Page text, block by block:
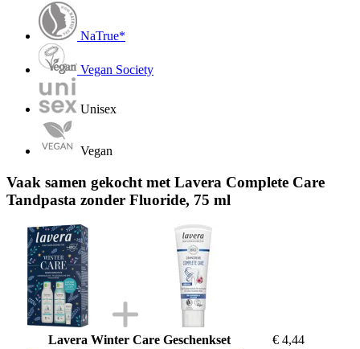
NaTrue*
Vegan Society
Unisex
Vegan
Vaak samen gekocht met Lavera Complete Care
Tandpasta zonder Fluoride, 75 ml
Lavera Winter Care Geschenkset
€ 4,44